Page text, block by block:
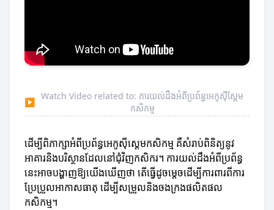
▶
Watch Video related to: ការយល់ដឹងអំពីប្រព័ន្ធអេកូស៊ីស្តែម
កសិកម្ម
ដើម្បីពិភាក្សាអំពីប្រព័ន្ធអេកូស៊ីស្តេមកសិកម្ម គឺសំរាប់ពិនិត្យនូវ
អាគារនិងបរិស្ថានដែលនៅជុំវិញកសិករ។ ការយល់ដឹងអំពីប្រព័ន្ធ
នេះអាចបង្ហាញឱ្យយើងឃើញថា តើធ្វើដូចម្តេចដើម្បីការពារពីការ
ប្រែប្រួលអាកាសធាតុ ដើម្បីសម្រួលនិងចងក្រងផលិតផល
កសិកម្ម។